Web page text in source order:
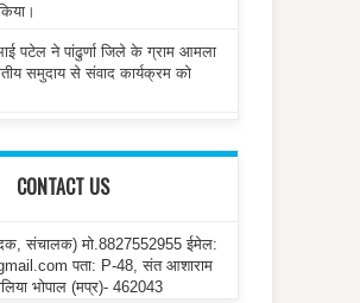
पटेल ने पांढुर्णा जिले के ग्राम आमला
समुदाय से संवाद कार्यक्रम को
CONTACT US
संचालक) मो.8827552955 ईमेल:
पता: P-48, संत आशाराम
भोपाल (मप्र)- 462043